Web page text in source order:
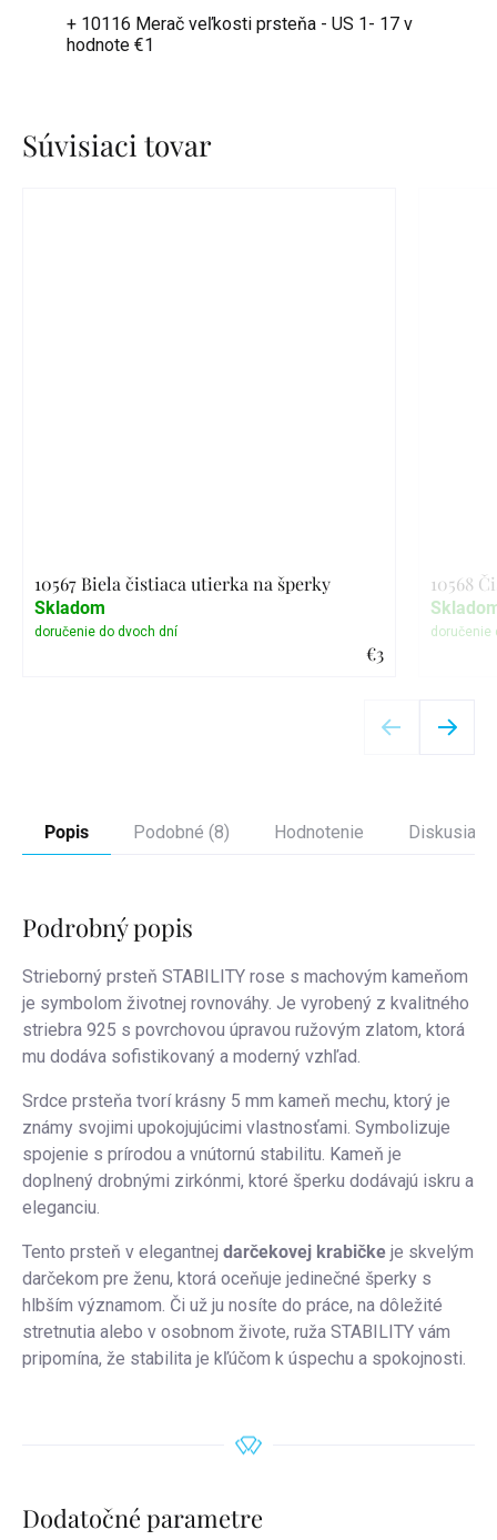
+ 10116 Merač veľkosti prsteňa - US 1- 17 v
hodnote €1
Súvisiaci tovar
10567 Biela čistiaca utierka na šperky
€3
Skladom
10568
Popis Podobné (8) Hodnotenie Diskusia
Podrobný popis
Strieborný prsteň STABILITY rose s machovým kameňom
je symbolom životnej rovnováhy. Je vyrobený z kvalitného
striebra 925 s povrchovou úpravou ružovým zlatom, ktorá
mu dodáva sofistikovaný a moderný vzhľad.
Srdce prsteňa tvorí krásny 5 mm kameň mechu, ktorý je
známy svojimi upokojujúcimi vlastnosťami. Symbolizuje
spojenie s prírodou a vnútornú stabilitu. Kameň je
doplnený drobnými zirkónmi, ktoré šperku dodávajú iskru a
eleganciu.
Tento prsteň v elegantnej darčekovej krabičke je skvelým
darčekom pre ženu, ktorá oceňuje jedinečné šperky s
hlbším významom. Či už ju nosíte do práce, na dôležité
stretnutia alebo v osobnom živote, ruža STABILITY vám
pripomína, že stabilita je kľúčom k úspechu a spokojnosti.
Dodatočné parametre